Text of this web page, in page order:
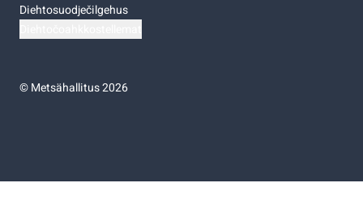
Diehtosuodječilgehus
©Metsähallitus 2026